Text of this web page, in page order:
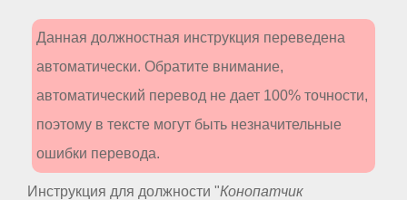
Данная должностная инструкция переведена
автоматически. Обратите внимание,
автоматический перевод не дает 100% точности,
поэтому в тексте могут быть незначительные
ошибки перевода.
Инструкция для должности "Конопатчик